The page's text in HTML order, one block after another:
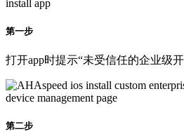
第一步
打开app时提示“未受信任的企业级
第二步